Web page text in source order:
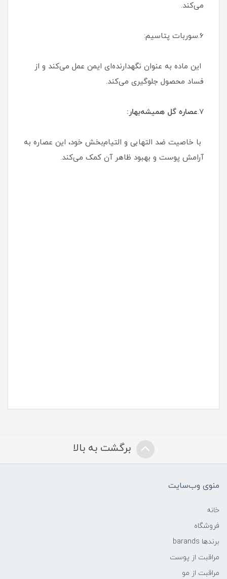
می‌کند.
6.سوربات پتاسیم:
این ماده به عنوان نگهدارنده‌ای ایمن عمل می‌کند و از
فساد محصول جلوگیری می‌کند.
7. عصاره گل همیشه‌بهار:
با خاصیت ضد التهابی و التیام‌بخش خود، این عصاره به
آرامش پوست و بهبود ظاهر آن کمک می‌کند.
برگشت به بالا
منوی وب‌سایت
خانه
فروشگاه
برندها barands
مراقبت از پوست
مراقبت از مو